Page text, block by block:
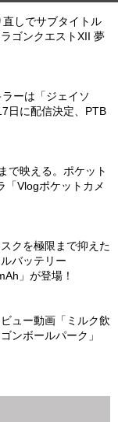
直しでサブタイトル
ゴンクエストXII 夢
ーは「ジェイソ
日に配信決定、PTB
で映える。ポケット
「Vlogポケットカメ
クを極限まで抑えた
バッテリー
」が登場！
ュー動画「ミルク飲
ンボールパーク」